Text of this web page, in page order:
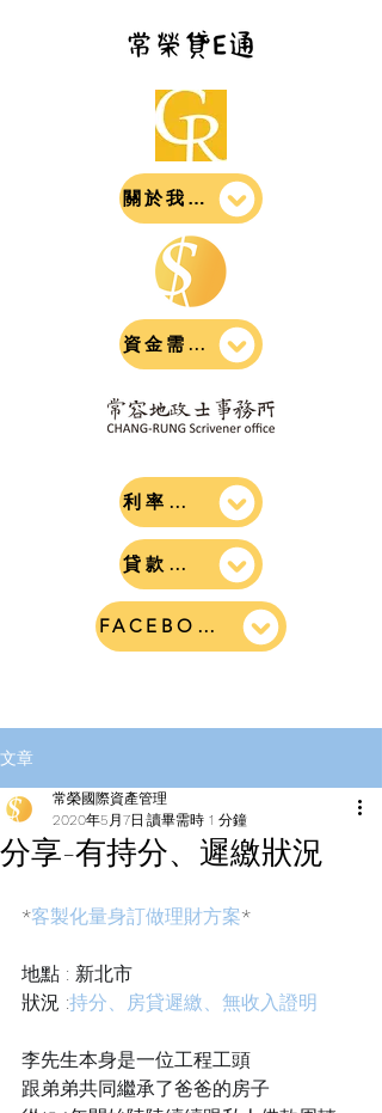
關於我們
資金需求
利率試算
貸款見證
FACEBOOK粉絲團
文章
分享-有持分、遲繳狀況
常榮國際資產管理
2020年5月7日 讀畢需時 1 分鐘
*客製化量身訂做理財方案*
地點 : 新北市
狀況 :持分、 房貸遲繳、 無收入證明
李先生本身是一位工程工頭
跟弟弟共同繼承了爸爸的房子